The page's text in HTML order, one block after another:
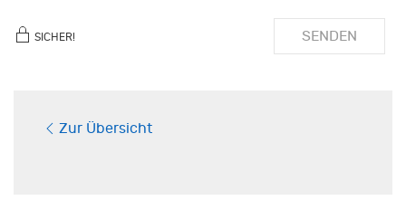
SICHER! SENDEN
Zur Übersicht